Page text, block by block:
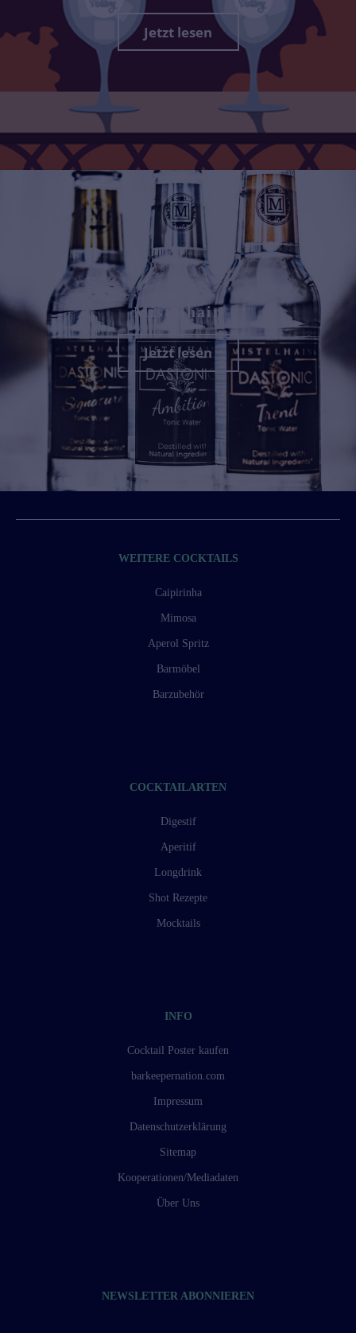
Jetzt lesen
Mistelhain
Jetzt lesen
WEITERE COCKTAILS
Caipirinha
Mimosa
Aperol Spritz
Barmöbel
Barzubehör
COCKTAILARTEN
Digestif
Aperitif
Longdrink
Shot Rezepte
Mocktails
INFO
Cocktail Poster kaufen
barkeepernation.com
Impressum
Datenschutzerklärung
Sitemap
Kooperationen/Mediadaten
Über Uns
NEWSLETTER ABONNIEREN